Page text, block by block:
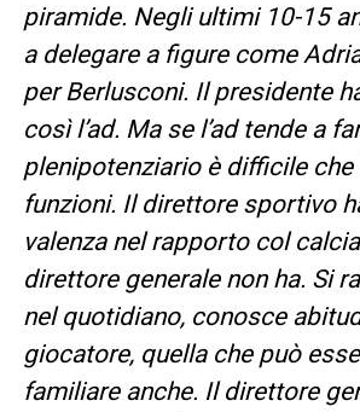
piramide. Negli ultimi 10-15
a delegare a figure come
per Berlusconi. Il presidente
così l’ad. Ma se l’ad tende a
plenipotenziario è difficile
funzioni. Il direttore sportivo
valenza nel rapporto col
direttore generale non ha. Si
nel quotidiano, conosce
giocatore, quella che può
familiare anche. Il direttore